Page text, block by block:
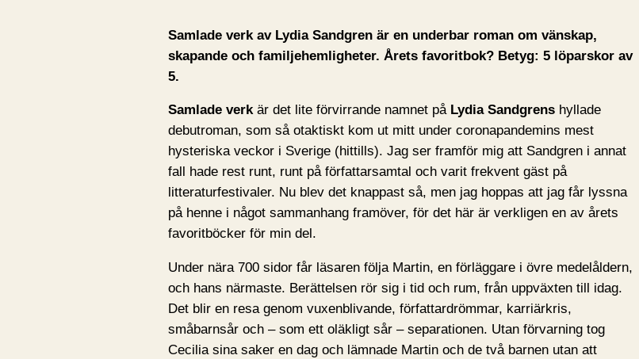
Samlade verk av Lydia Sandgren är en underbar roman om vänskap,
skapande och familjehemligheter. Årets favoritbok? Betyg: 5 löparskor av
5.
Samlade verkär det lite förvirrande namnet på Lydia Sandgrens hyllade
debutroman, som så otaktiskt kom ut mitt under coronapandemins mest
hysteriska veckor i Sverige (hittills). Jag ser framför mig att Sandgren i annat
fall hade rest runt, runt på författarsamtal och varit frekvent gäst på
litteraturfestivaler. Nu blev det knappast så, men jag hoppas att jag får lyssna
på henne i något sammanhang framöver, för det här är verkligen en av årets
favoritböcker för min del.
Under nära 700 sidor får läsaren följa Martin, en förläggare i övre medelåldern,
och hans närmaste. Berättelsen rör sig i tid och rum, från uppväxten till idag.
Det blir en resa genom vuxenblivande, författardrömmar, karriärkris,
småbarnsår och – som ett oläkligt sår – separationen. Utan förvarning tog
Cecilia sina saker en dag och lämnade Martin och de två barnen utan att